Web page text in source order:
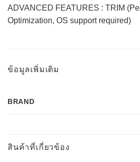
ADVANCED FEATURES : TRIM
Optimization, OS support required)
ข้อมูลเพิ่มเติม
BRAND
สินค้าที่เกี่ยวข้อง